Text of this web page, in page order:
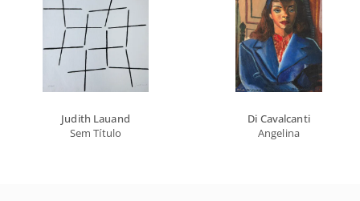
Judith Lauand
Sem Título
Di Cavalcanti
Angelina